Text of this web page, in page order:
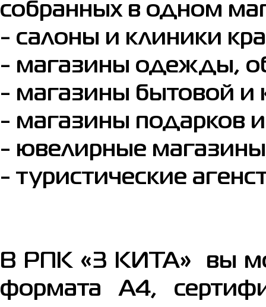
собранных в одном
- салоны и клиники
- магазины одежды,
- магазины бытовой и
- магазины подарков
- ювелирные
- туристические
В РПК «3 КИТА» вы
формата А4,